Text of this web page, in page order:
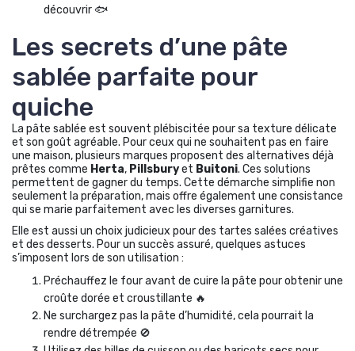
découvrir 🐟
Les secrets d’une pâte
sablée parfaite pour
quiche
La pâte sablée est souvent plébiscitée pour sa texture délicate
et son goût agréable. Pour ceux qui ne souhaitent pas en faire
une maison, plusieurs marques proposent des alternatives déjà
prêtes comme Herta, Pillsburyet Buitoni. Ces solutions
permettent de gagner du temps. Cette démarche simplifie non
seulement la préparation, mais offre également une consistance
qui se marie parfaitement avec les diverses garnitures.
Elle est aussi un choix judicieux pour des tartes salées créatives
et des desserts. Pour un succès assuré, quelques astuces
s’imposent lors de son utilisation :
Préchauffez le four avant de cuire la pâte pour obtenir une
croûte dorée et croustillante 🔥
Ne surchargez pas la pâte d’humidité, cela pourrait la
rendre détrempée 🚫